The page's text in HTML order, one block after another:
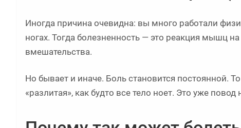
Иногда причина очевидна: вы много работали
ногах. Тогда болезненность — это реакция мышц
вмешательства.
Но бывает и иначе. Боль становится постоянной.
«разлитая», как будто все тело ноет. Это уже повод